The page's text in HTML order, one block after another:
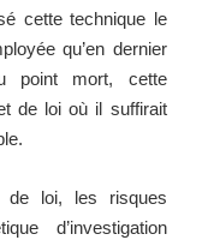
cette technique le
qu’en dernier
point mort, cette
de loi où il suffirait
de loi, les risques
d’investigation